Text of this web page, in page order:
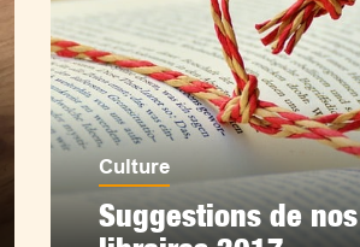
Culture
Suggestions de nos